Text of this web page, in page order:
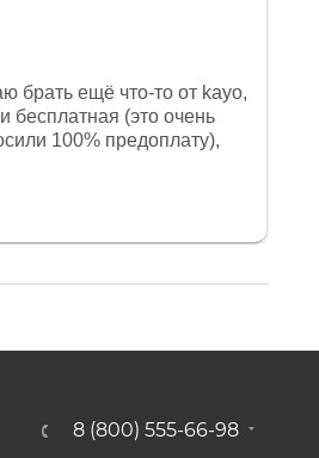
брать ещё что-то от kayo,
бесплатная (это очень
100% предоплату),
очень детально всё
8 (800) 555-66-98